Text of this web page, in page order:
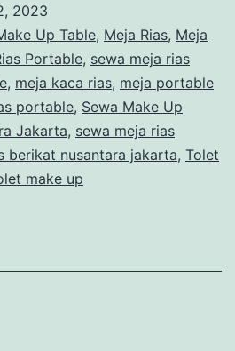
2023
Up Table, Meja Rias, Meja
Portable, sewa meja rias
, meja kaca rias, meja portable
portable, Sewa Make Up
Jakarta, sewa meja rias
berikat nusantara jakarta, Tolet
make up